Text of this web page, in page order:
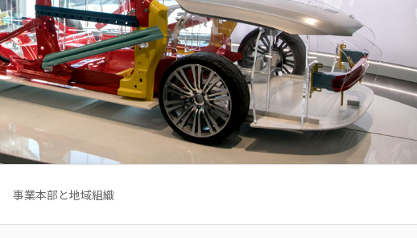
すべては、志からはじまる。
震被害に対する支援
2027年3月期第1四半期決算
2026.8.4 適時開示
式報酬制度の継続
限会社 ブラジル三井物産株式会社
有限会社
事業本部と地域組織